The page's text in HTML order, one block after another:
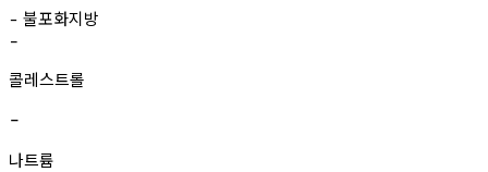
- 불포화지방
-
콜레스트롤
-
나트륨